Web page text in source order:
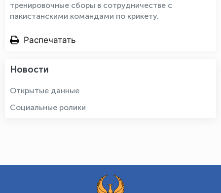
тренировочные сборы в сотрудничестве с
пакистанскими командами по крикету.
Распечатать
Новости
Открытые данные
Социальные ролики